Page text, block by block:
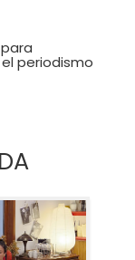
periodismo